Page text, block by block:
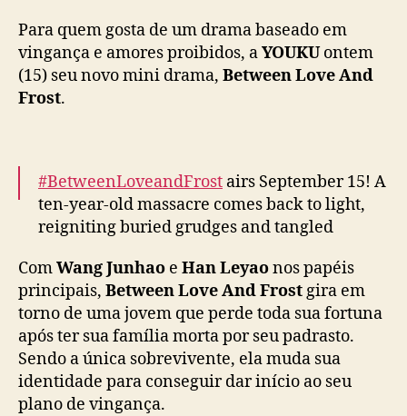
r
o
i
n
e
m
a
n
g
u
n
h
Para quem gosta de um drama baseado em
vingança e amores proibidos, aYOUKUontem
(15) seu novo mini drama, Between Love And
Frost.
#BetweenLoveandFrost airs September 15! A
ten-year-old massacre comes back to light,
reigniting buried grudges and tangled
the first love you cherished be the very hand
that destroyed it all?
Lead Starring:#WangJunhao#HanLeyao…
pic.twitter.com/hV2XfJFj28
— 优酷Youku (@YoukuOfficial)September 5,
2025
ComWang Junhao e Han Leyaonos papéis
principais, Between Love And Frostgira em
torno de uma jovem que perde toda sua fortuna
após ter sua família morta por seu padrasto.
Sendo a única sobrevivente, ela muda sua
identidade para conseguir dar início ao seu
plano de vingança.